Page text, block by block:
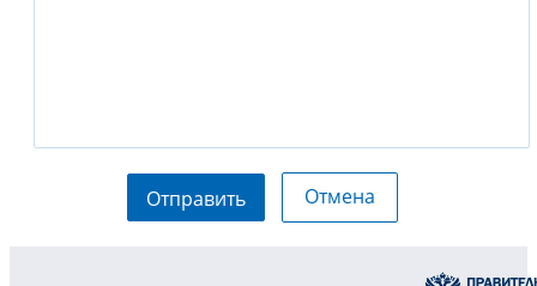
Отправить Отмена